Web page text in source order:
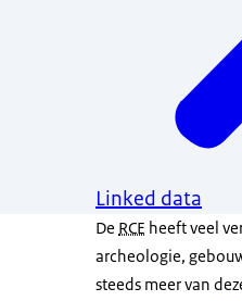
Linked data
De RCE heeft veel
archeologie,
steeds meer van